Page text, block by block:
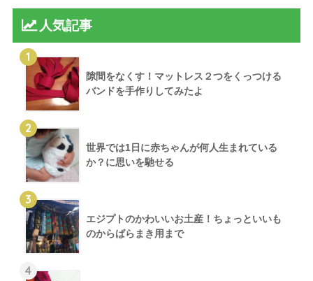
人気記事
1
隙間をなくす！マットレス２つをくっつける
バンドを手作りしてみたよ
2
世界では1日に赤ちゃんが何人生まれている
か？に思いを馳せる
3
エジプトのかわいいお土産！ちょっといいも
のからばらまき用まで
4